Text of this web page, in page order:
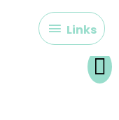
LinksLinks